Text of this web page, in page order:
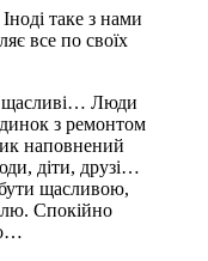
таке з нами
все по своїх
щасливі… Люди
з ремонтом
наповнений
діти, друзі…
щасливою,
Спокійно